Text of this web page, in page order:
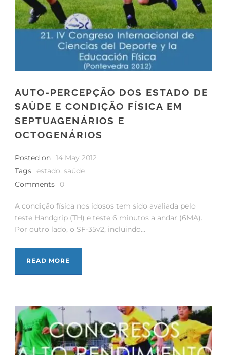
AUTO-PERCEPÇÃO DOS ESTADO DE
SAÙDE E CONDIÇÃO FÍSICA EM
SEPTUAGENÁRIOS E
OCTOGENÁRIOS
Posted on 14 May 2012
Tags estado, saúde
Comments
0
A condição física nos idosos tem sido avaliada pelo
teste Handgrip (TH) e teste 6 minutos a andar (6MA).
Por outro lado, o SF-35v2, incluindo...
READ MORE